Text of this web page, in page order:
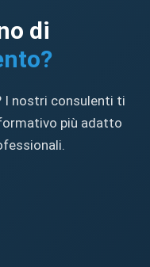
di
I nostri consulenti ti
più adatto